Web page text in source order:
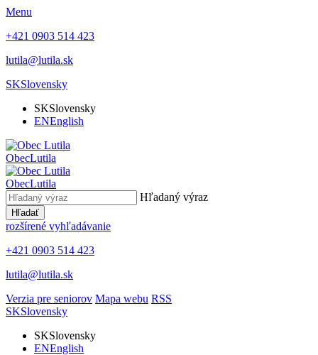
Menu
+421 0903 514 423
lutila@lutila.sk
SKSlovensky
SKSlovensky
ENEnglish
ObecLutila
ObecLutila
Hľadaný výraz
Hľadať
rozšírené vyhľadávanie
+421 0903 514 423
lutila@lutila.sk
Verzia pre seniorov Mapa webu RSS
SKSlovensky
SKSlovensky
ENEnglish